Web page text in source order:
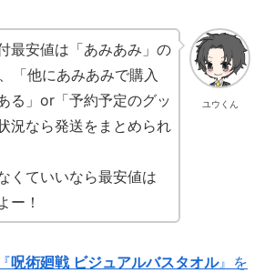
ユウくん
最安値は「あみあみ」の
「他にあみあみで購入
る」or「予約予定のグッ
況なら発送をまとめられ
くていいなら最安値は
ー！
呪術廻戦 ビジュアルバスタオル』を